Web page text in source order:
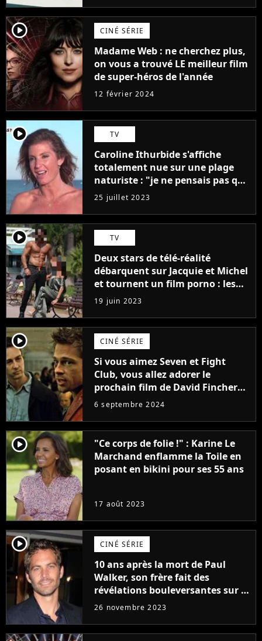
player2 CINÉ SÉRIE
Madame Web : ne cherchez plus,
on vous a trouvé LE meilleur film
de super-héros de l'année
12 février 2024
player2 TV
Caroline Ithurbide s'affiche
totalement nue sur une plage
naturiste : "je ne pensais pas que
j'arriverais à le faire..."
25 juillet 2023
player2 TV
Deux stars de télé-réalité
débarquent sur Jacquie et Michel
et tournent un film porno : les
premières images du tournage
(exclu)
19 juin 2023
player2 CINÉ SÉRIE
Si vous aimez Seven et Fight
Club, vous allez adorer le
prochain film de David Fincher
avec lequel il se réinvente
complètement
6 septembre 2024
player2
"Ce corps de folie !" : Karine Le
Marchand enflamme la Toile en
posant en bikini pour ses 55 ans
17 août 2023
player2 CINÉ SÉRIE
10 ans après la mort de Paul
Walker, son frère fait des
révélations bouleversantes sur la
réaction des acteurs de Fast and
26 novembre 2023